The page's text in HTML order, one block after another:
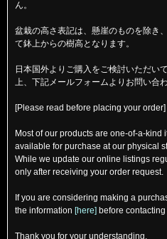
ん。
盆栽の高さ表記は、懸崖のものを除き
て鉢上からの樹高となります。
日本国外よりご購入をご検討いただい
上、下記メールフォームよりお問い合
[Please read before placing your order]
Most of our products are one-of-a-
available for purchase at our physical
While we update our online listings
only after receiving your order request.
If you are considering making a
the information [here] before
Thank you for your understanding.